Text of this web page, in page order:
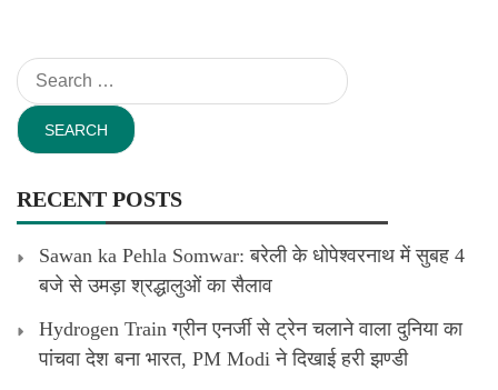
Search
for:
RECENT POSTS
Sawan ka Pehla Somwar: बरेली के धोपेश्वरनाथ में सुबह 4
बजे से उमड़ा श्रद्धालुओं का सैलाव
Hydrogen Train ग्रीन एनर्जी से ट्रेन चलाने वाला दुनिया का
पांचवा देश बना भारत, PM Modi ने दिखाई हरी झण्डी